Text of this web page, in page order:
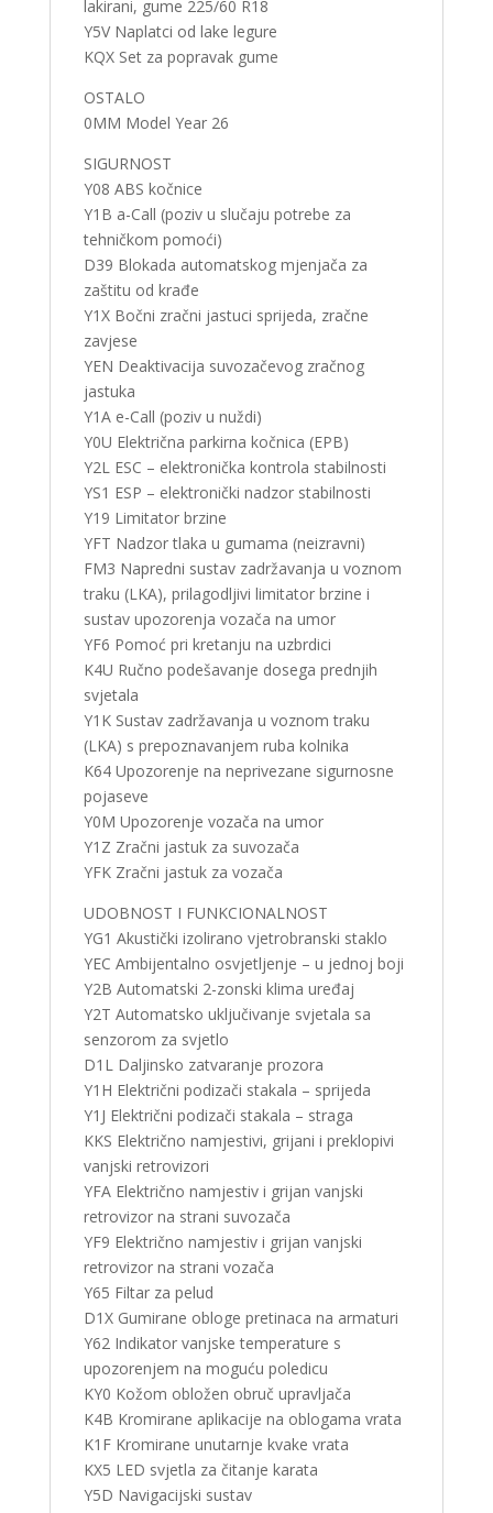
lakirani, gume 225/60 R18
Y5V Naplatci od lake legure
KQX Set za popravak gume
OSTALO
0MM Model Year 26
SIGURNOST
Y08 ABS kočnice
Y1B a-Call (poziv u slučaju potrebe za
tehničkom pomoći)
D39 Blokada automatskog mjenjača za
zaštitu od krađe
Y1X Bočni zračni jastuci sprijeda, zračne
zavjese
YEN Deaktivacija suvozačevog zračnog
jastuka
Y1A e-Call (poziv u nuždi)
Y0U Električna parkirna kočnica (EPB)
Y2L ESC – elektronička kontrola stabilnosti
YS1 ESP – elektronički nadzor stabilnosti
Y19 Limitator brzine
YFT Nadzor tlaka u gumama (neizravni)
FM3 Napredni sustav zadržavanja u voznom
traku (LKA), prilagodljivi limitator brzine i
sustav upozorenja vozača na umor
YF6 Pomoć pri kretanju na uzbrdici
K4U Ručno podešavanje dosega prednjih
svjetala
Y1K Sustav zadržavanja u voznom traku
(LKA) s prepoznavanjem ruba kolnika
K64 Upozorenje na neprivezane sigurnosne
pojaseve
Y0M Upozorenje vozača na umor
Y1Z Zračni jastuk za suvozača
YFK Zračni jastuk za vozača
UDOBNOST I FUNKCIONALNOST
YG1 Akustički izolirano vjetrobranski staklo
YEC Ambijentalno osvjetljenje – u jednoj boji
Y2B Automatski 2-zonski klima uređaj
Y2T Automatsko uključivanje svjetala sa
senzorom za svjetlo
D1L Daljinsko zatvaranje prozora
Y1H Električni podizači stakala – sprijeda
Y1J Električni podizači stakala – straga
KKS Električno namjestivi, grijani i preklopivi
vanjski retrovizori
YFA Električno namjestiv i grijan vanjski
retrovizor na strani suvozača
YF9 Električno namjestiv i grijan vanjski
retrovizor na strani vozača
Y65 Filtar za pelud
D1X Gumirane obloge pretinaca na armaturi
Y62 Indikator vanjske temperature s
upozorenjem na moguću poledicu
KY0 Kožom obložen obruč upravljača
K4B Kromirane aplikacije na oblogama vrata
K1F Kromirane unutarnje kvake vrata
KX5 LED svjetla za čitanje karata
Y5D Navigacijski sustav